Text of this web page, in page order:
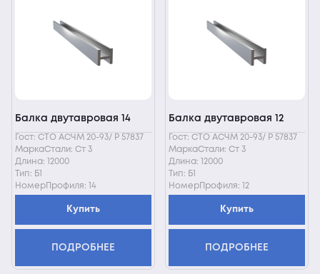
Балка двутавровая 14
Гост: СТО АСЧМ 20-93/ Р 57837
МаркаСтали: Ст 3
Длина: 12000
Тип: Б1
НомерПрофиля: 14
Купить
ПОДРОБНЕЕ
Балка двутавровая 12
Гост: СТО АСЧМ 20-93/ Р 57837
МаркаСтали: Ст 3
Длина: 12000
Тип: Б1
НомерПрофиля: 12
Купить
ПОДРОБНЕЕ